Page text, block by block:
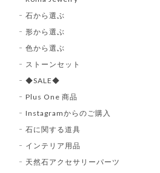
石から選ぶ
形から選ぶ
色から選ぶ
ストーンセット
◆SALE◆
Plus One 商品
Instagramからのご購入
石に関する道具
インテリア用品
天然石アクセサリーパーツ